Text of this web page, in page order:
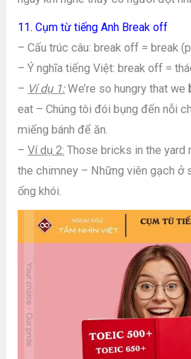
11. Cụm từ tiếng Anh Break off
– Cấu trúc câu: break off = break
– Ý nghĩa tiếng Việt: break off =
– Ví dụ 1:We’re so hungry that we
eat – Chúng tôi đói bụng đến nỗi
miếng bánh để ăn.
–Ví dụ 2: Those bricks in the yard
the chimney – Những viên gạch ở
ống khói.